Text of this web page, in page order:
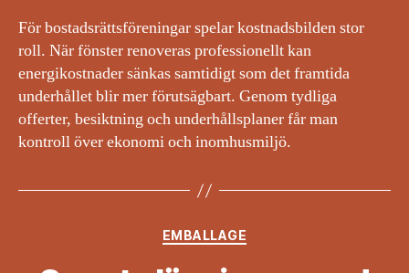
För bostadsrättsföreningar spelar kostnadsbilden stor
roll. När fönster renoveras professionellt kan
energikostnader sänkas samtidigt som det framtida
underhållet blir mer förutsägbart. Genom tydliga
offerter, besiktning och underhållsplaner får man
kontroll över ekonomi och inomhusmiljö.
Kategorier
EMBALLAGE